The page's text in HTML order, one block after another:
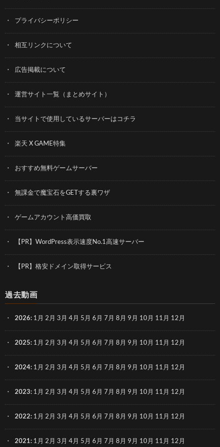
プライバシーポリシー
相互リンクについて
広告掲載について
運営サイト一覧（まとめサイト）
当サイトで使用しているサーバーはコチラ
楽天 X GAME特集
おすすめ無料ゲームサーバー
無課金で魔宝石をGETする裏ワザ
ゲームアカウント高価買取
【PR】WordPress表示速度No.1高速サーバー
【PR】格安ドメイン取得サービス
過去動画
2026: 1月 2月 3月 4月 5月 6月 7月 8月 9月 10月 11月 12月
2025: 1月 2月 3月 4月 5月 6月 7月 8月 9月 10月 11月 12月
2024: 1月 2月 3月 4月 5月 6月 7月 8月 9月 10月 11月 12月
2023: 1月 2月 3月 4月 5月 6月 7月 8月 9月 10月 11月 12月
2022: 1月 2月 3月 4月 5月 6月 7月 8月 9月 10月 11月 12月
2021: 1月 2月 3月 4月 5月 6月 7月 8月 9月 10月 11月 12月